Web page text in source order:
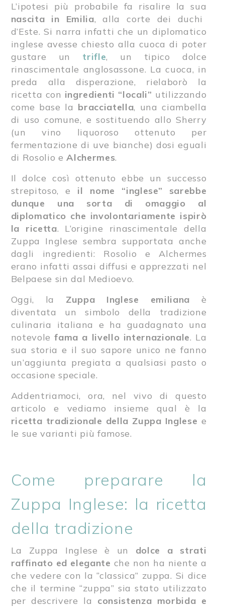
L’ipotesi più probabile fa risalire la sua
nascita in Emilia, alla corte dei duchi
d’Este. Si narra infatti che un diplomatico
inglese avesse chiesto alla cuoca di poter
gustare un trifle, un tipico dolce
rinascimentale anglosassone. La cuoca, in
preda alla disperazione, rielaborò la
ricetta con ingredienti “locali” utilizzando
come base la bracciatella, una ciambella
di uso comune, e sostituendo allo Sherry
(un vino liquoroso ottenuto per
fermentazione di uve bianche) dosi eguali
di Rosolio e Alchermes.
Il dolce così ottenuto ebbe un successo
strepitoso, e il nome “inglese” sarebbe
dunque una sorta di omaggio al
diplomatico che involontariamente ispirò
la ricetta. L’origine rinascimentale della
Zuppa Inglese sembra supportata anche
dagli ingredienti: Rosolio e Alchermes
erano infatti assai diffusi e apprezzati nel
Belpaese sin dal Medioevo.
Oggi, la Zuppa Inglese emiliana è
diventata un simbolo della tradizione
culinaria italiana e ha guadagnato una
notevolefama a livello internazionale. La
sua storia e il suo sapore unico ne fanno
un’aggiunta pregiata a qualsiasi pasto o
occasione speciale.
Addentriamoci, ora, nel vivo di questo
articolo e vediamo insieme qual è la
ricetta tradizionale della Zuppa Inglese e
le sue varianti più famose.
Come preparare la
Zuppa Inglese: la ricetta
della tradizione
La Zuppa Inglese è un dolce a strati
raffinato ed elegante che non ha niente a
che vedere con la “classica” zuppa. Si dice
che il termine “zuppa” sia stato utilizzato
per descrivere la consistenza morbida e